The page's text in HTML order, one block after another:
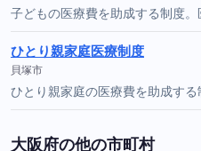
子どもの医療費を助成する制度。
ひとり親家庭医療制度
貝塚市
ひとり親家庭の医療費を助成する
大阪府の他の市町村